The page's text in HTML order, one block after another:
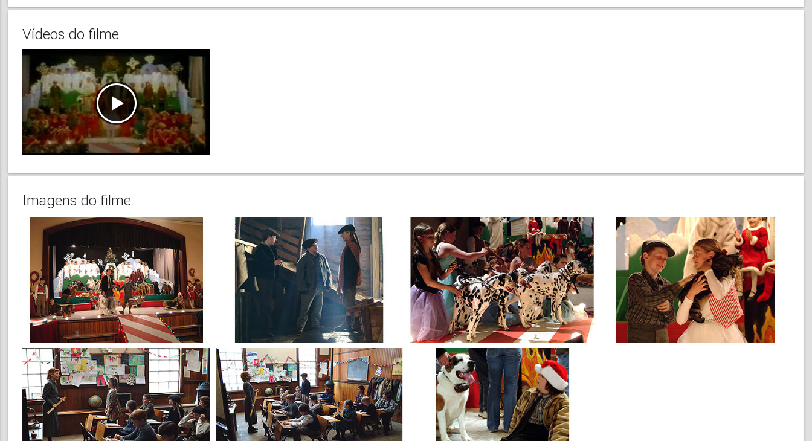
Vídeos do filme
Imagens do filme